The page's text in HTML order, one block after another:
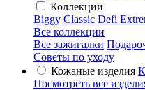
Коллекции
Biggy Classic Defi
Все коллекции
Все зажигалки
Советы по уходу
Кожаные изделия
Посмотреть все